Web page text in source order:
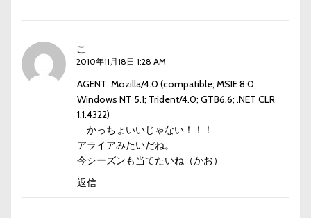
こ
2010年11月18日 1:28 AM
AGENT: Mozilla/4.0 (compatible; MSIE 8.0;
Windows NT 5.1; Trident/4.0; GTB6.6; .NET CLR
1.1.4322)
かっちょいいじゃない！！！
アライアみたいだね。
今シーズンも当てたいね（かお）
返信